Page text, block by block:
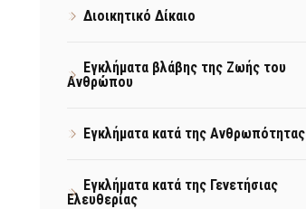
Διοικητικό Δίκαιο
Εγκλήματα βλάβης της Ζωής του
Ανθρώπου
Εγκλήματα κατά της Ανθρωπότητας
Εγκλήματα κατά της Γενετήσιας
Ελευθερίας